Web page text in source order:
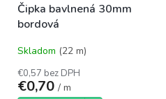
Čipka bavlnená 30mm
bordová
Skladom (22 m)
€0,57 bez DPH
€0,70 / m